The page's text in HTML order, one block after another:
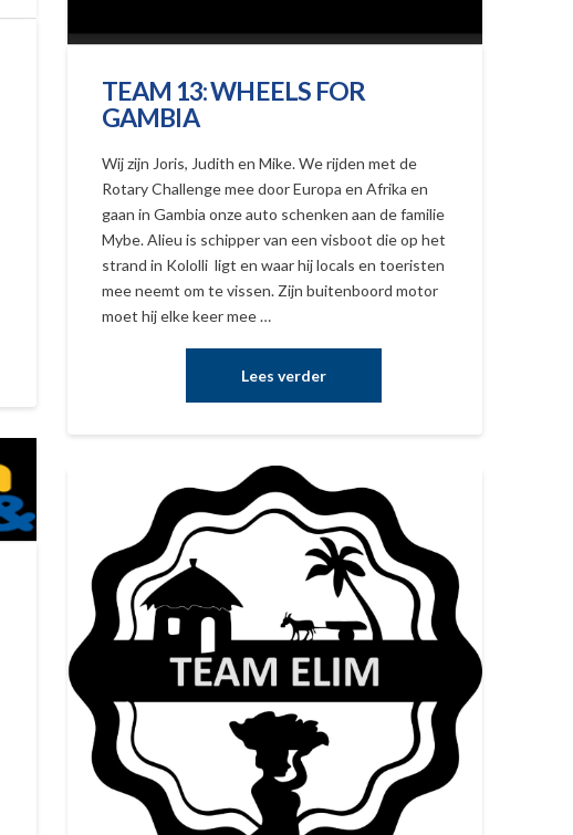
TEAM 13: WHEELS FOR
GAMBIA
Wij zijn Joris, Judith en Mike. We rijden met de
Rotary Challenge mee door Europa en Afrika en
gaan in Gambia onze auto schenken aan de familie
Mybe. Alieu is schipper van een visboot die op het
strand in Kololli ligt en waar hij locals en toeristen
mee neemt om te vissen. Zijn buitenboord motor
moet hij elke keer mee …